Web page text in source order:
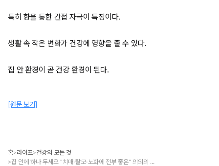
특히 향을 통한 간접 자극이 특징이다.
생활 속 작은 변화가 건강에 영향을 줄 수 있다.
집 안 환경이 곧 건강 환경이 된다.
[원문 보기]
홈>라이프>건강의 모든 것
> 집 안에 하나 두세요 "치매·탈모·노화에 전부 좋은" 의외의 식물 1등